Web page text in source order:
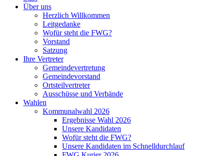
Über uns
Herzlich Willkommen
Leitgedanke
Wofür steht die FWG?
Vorstand
Satzung
Ihre Vertreter
Gemeindevertretung
Gemeindevorstand
Ortsteilvertreter
Ausschüsse und Verbände
Wahlen
Kommunalwahl 2026
Ergebnisse Wahl 2026
Unsere Kandidaten
Wofür steht die FWG?
Unsere Kandidaten im Schnelldurchlauf